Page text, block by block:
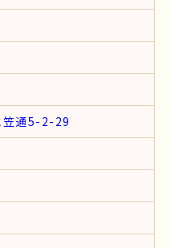
笠通5-2-29